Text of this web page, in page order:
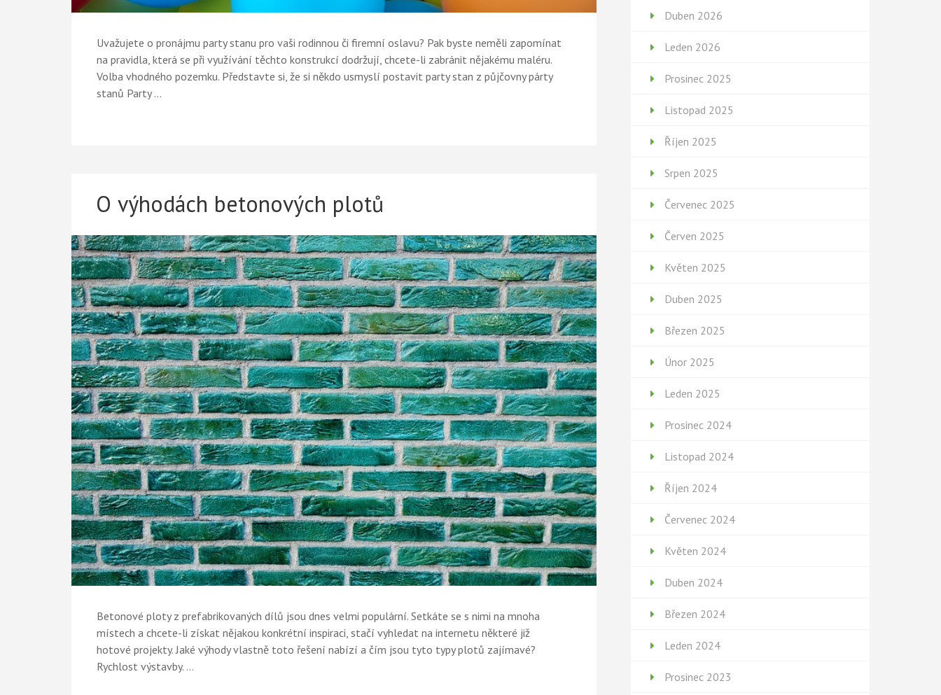
Uvažujete o pronájmu party stanu pro vaši rodinnou či firemní oslavu? Pak byste neměli zapomínat
na pravidla, která se při využívání těchto konstrukcí dodržují, chcete-li zabránit nějakému maléru.
Volba vhodného pozemku. Představte si, že si někdo usmyslí postavit party stan z půjčovny párty
stanů Party …
O výhodách betonových plotů
Betonové ploty z prefabrikovaných dílů jsou dnes velmi populární. Setkáte se s nimi na mnoha
místech a chcete-li získat nějakou konkrétní inspiraci, stačí vyhledat na internetu některé již
hotové projekty. Jaké výhody vlastně toto řešení nabízí a čím jsou tyto typy plotů zajímavé?
Rychlost výstavby. …
Duben 2026
Leden 2026
Prosinec 2025
Listopad 2025
Říjen 2025
Srpen 2025
Červenec 2025
Červen 2025
Květen 2025
Duben 2025
Březen 2025
Únor 2025
Leden 2025
Prosinec 2024
Listopad 2024
Říjen 2024
Červenec 2024
Květen 2024
Duben 2024
Březen 2024
Leden 2024
Prosinec 2023